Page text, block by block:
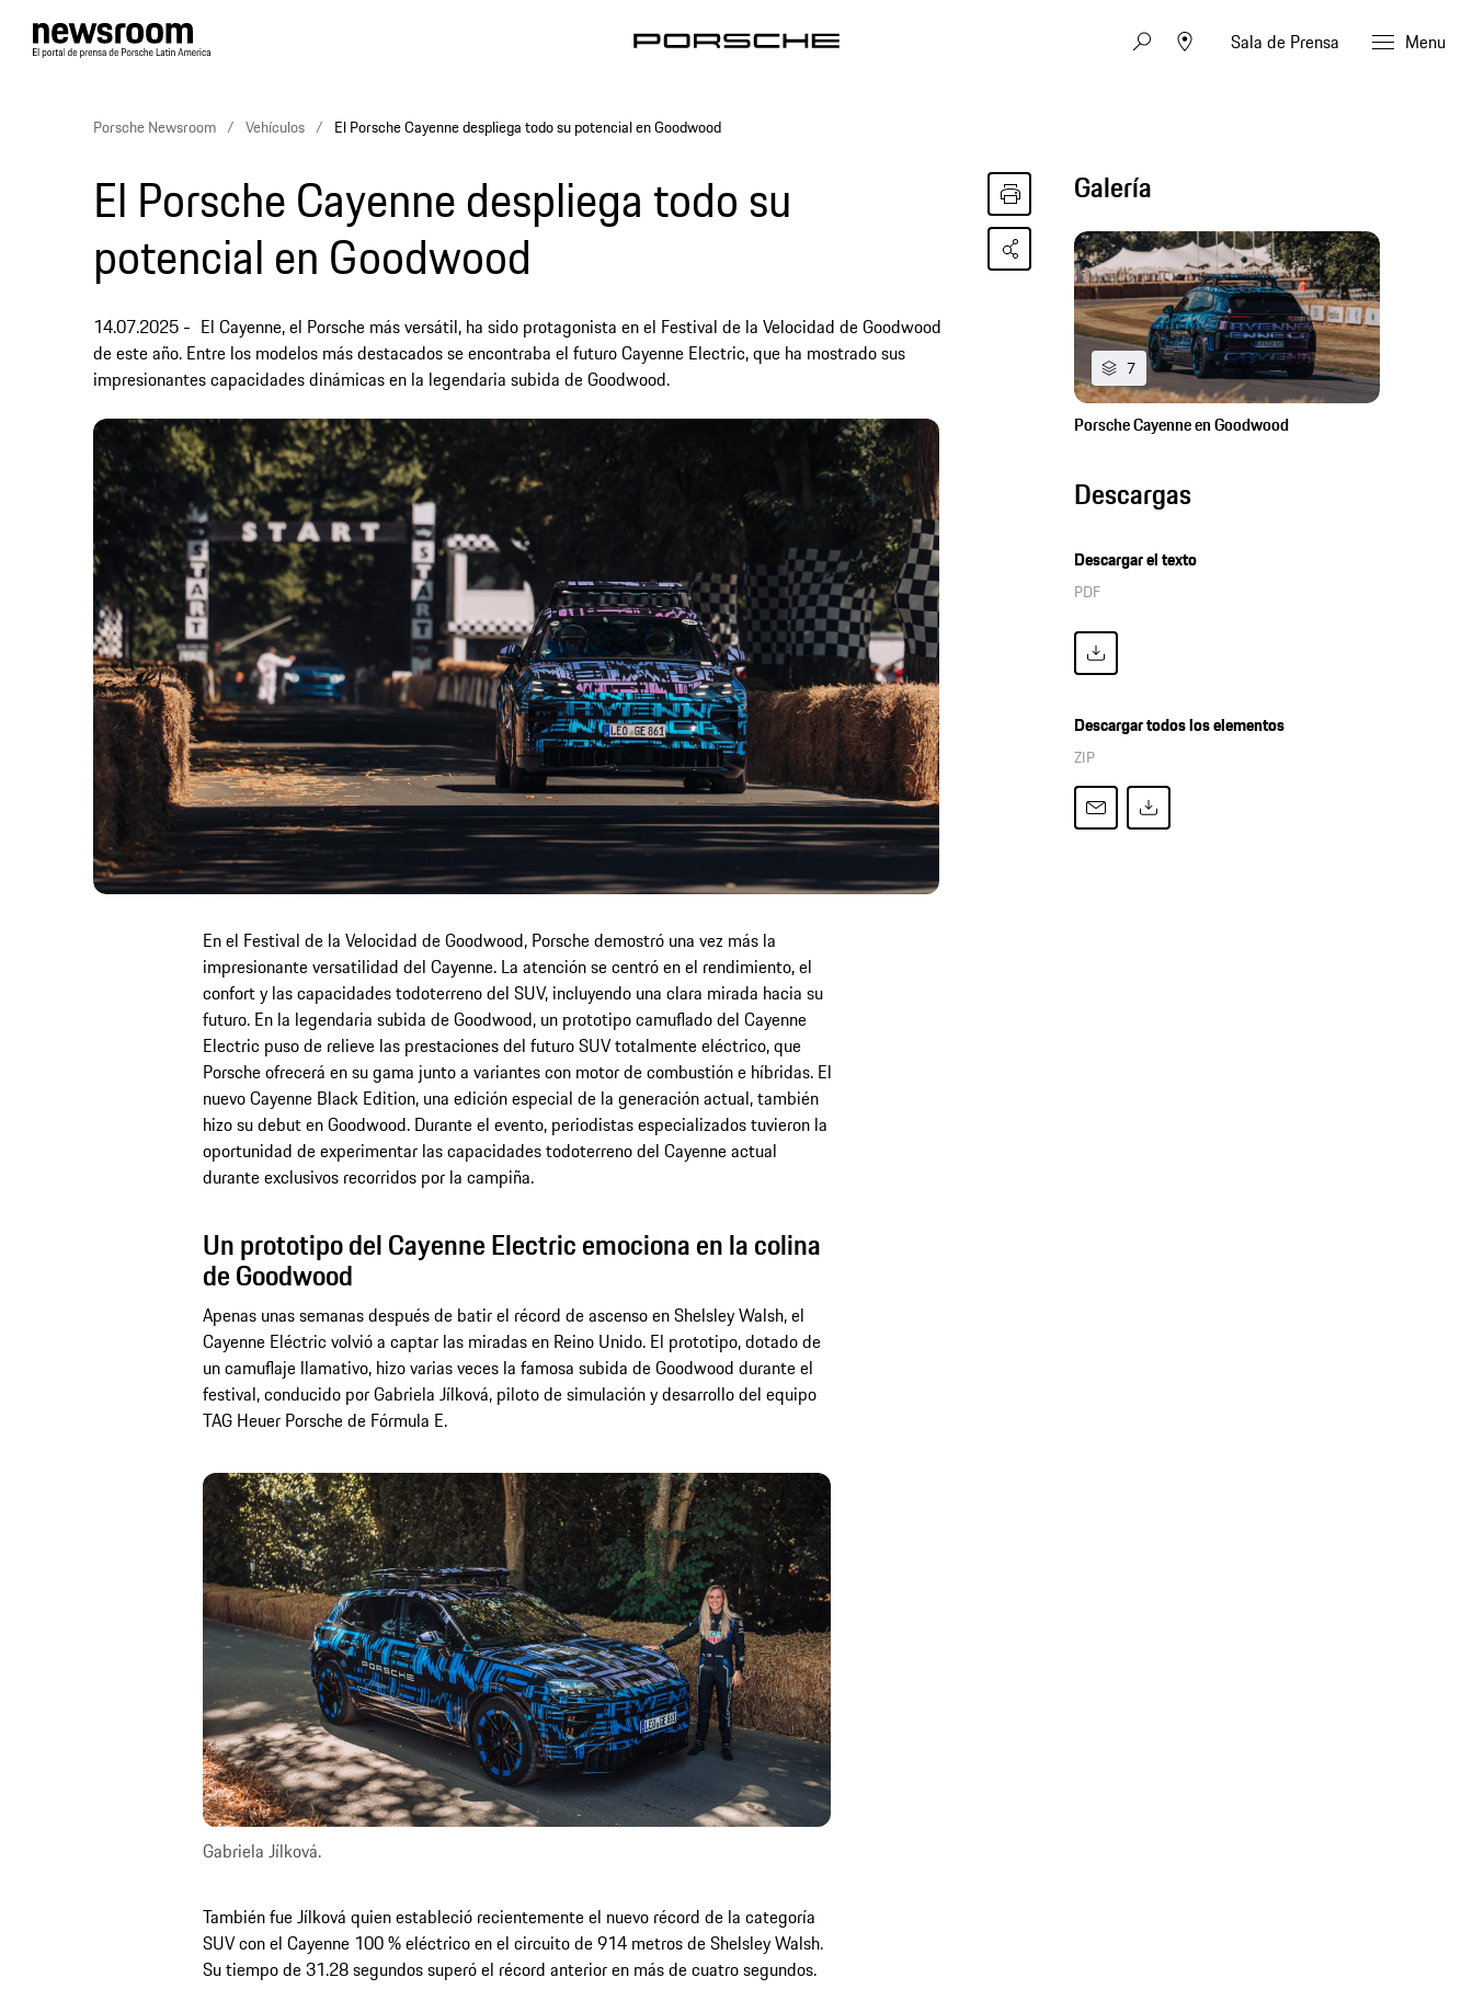
Sala de Prensa Menu
Porsche Newsroom Vehículos El Porsche Cayenne despliega todo su potencial en Goodwood
El Porsche Cayenne despliega todo su
potencial en Goodwood
14.07.2025
El Cayenne, el Porsche más versátil, ha sido protagonista en el Festival de la Velocidad de Goodwood
de este año. Entre los modelos más destacados se encontraba el futuro Cayenne Electric, que ha mostrado sus
impresionantes capacidades dinámicas en la legendaria subida de Goodwood.
En el Festival de la Velocidad de Goodwood, Porsche demostró una vez más la
impresionante versatilidad del Cayenne. La atención se centró en el rendimiento, el
confort y las capacidades todoterreno del SUV, incluyendo una clara mirada hacia su
futuro. En la legendaria subida de Goodwood, un prototipo camuflado del Cayenne
Electric puso de relieve las prestaciones del futuro SUV totalmente eléctrico, que
Porsche ofrecerá en su gama junto a variantes con motor de combustión e híbridas. El
nuevo Cayenne Black Edition, una edición especial de la generación actual, también
hizo su debut en Goodwood. Durante el evento, periodistas especializados tuvieron la
oportunidad de experimentar las capacidades todoterreno del Cayenne actual
durante exclusivos recorridos por la campiña.
Un prototipo del Cayenne Electric emociona en la colina
de Goodwood
Apenas unas semanas después de batir el récord de ascenso en Shelsley Walsh, el
Cayenne Eléctric volvió a captar las miradas en Reino Unido. El prototipo, dotado de
un camuflaje llamativo, hizo varias veces la famosa subida de Goodwood durante el
festival, conducido por Gabriela Jílková, piloto de simulación y desarrollo del equipo
TAG Heuer Porsche de Fórmula E.
Gabriela Jílková.
También fue Jílková quien estableció recientemente el nuevo récord de la categoría
SUV con el Cayenne 100 % eléctrico en el circuito de 914 metros de Shelsley Walsh.
Su tiempo de 31.28 segundos superó el récord anterior en más de cuatro segundos.
Galería
7
Porsche Cayenne en Goodwood
Descargas
Descargar el texto
PDF
Descargar todos los elementos
ZIP